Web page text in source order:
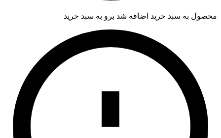
محصول به سبد خرید اضافه شد برو به سبد خرید